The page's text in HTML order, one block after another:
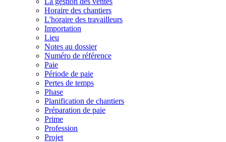
Horaire des chantiers
L'horaire des travailleurs
Importation
Lieu
Notes au dossier
Numéro de référence
Paie
Période de paie
Pertes de temps
Phase
Planification de chantiers
Préparation de paie
Prime
Profession
Projet